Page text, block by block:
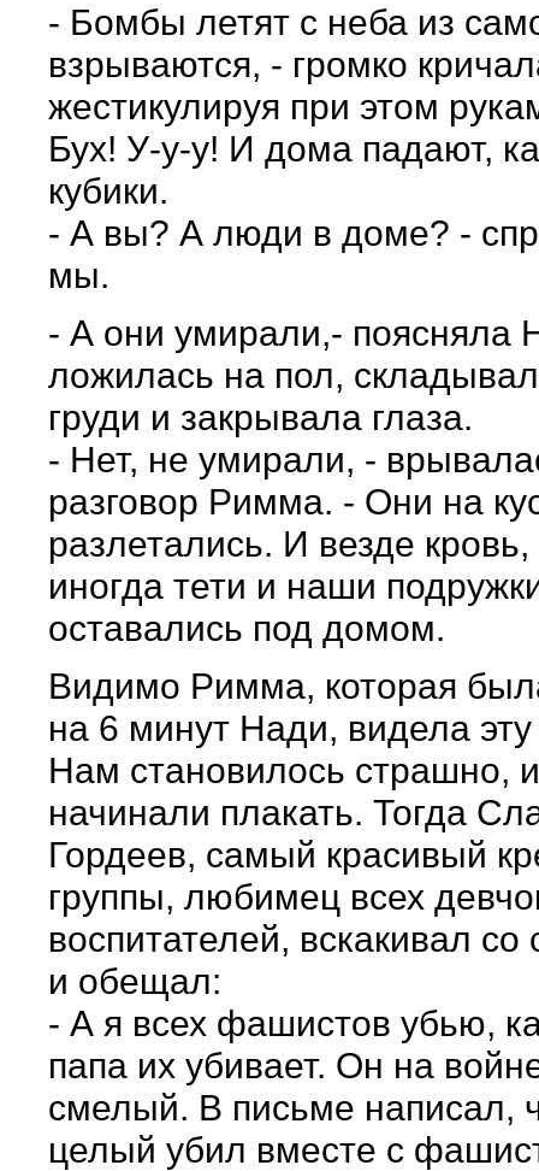
- Бомбы летят с неба из
взрываются, - громко
жестикулируя при этом
Бух! У-у-у! И дома падают,
кубики.
- А вы? А люди в доме? -
мы.
- А они умирали,- поясняла
ложилась на пол,
груди и закрывала глаза.
- Нет, не умирали, -
разговор Римма. - Они на
разлетались. И везде
иногда тети и наши
оставались под домом.
Видимо Римма, которая
на 6 минут Нади, видела эту
Нам становилось страшно,
начинали плакать. Тогда
Гордеев, самый красивый
группы, любимец всех
воспитателей, вскакивал со
и обещал:
- А я всех фашистов убью,
папа их убивает. Он на
смелый. В письме написал,
целый убил вместе с